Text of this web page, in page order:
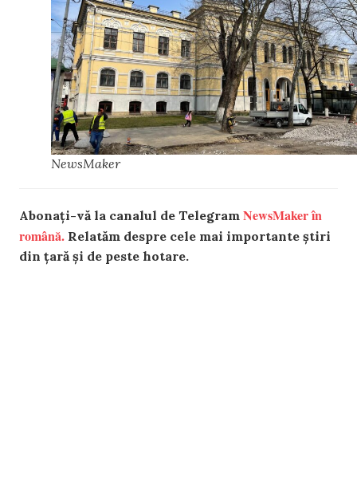
NewsMaker
Abonați-vă la canalul de Telegram NewsMaker în
română. Relatăm despre cele mai importante știri
din țară și de peste hotare.